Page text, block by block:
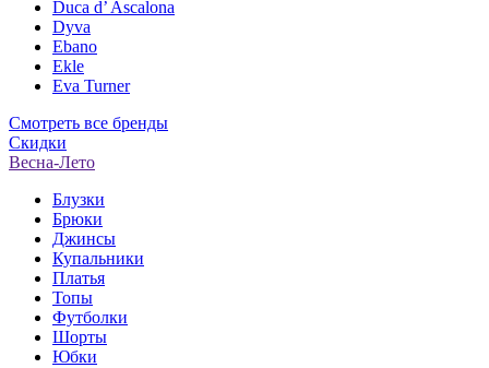
Duca d’ Ascalona
Dyva
Ebano
Ekle
Eva Turner
Смотреть все бренды
Скидки
Весна-Лето
Блузки
Брюки
Джинсы
Купальники
Платья
Топы
Футболки
Шорты
Юбки